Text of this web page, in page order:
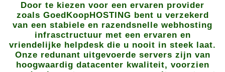
Door te kiezen voor een ervaren provider
zoals GoedKoopHOSTING bent u verzekerd
van een stabiele en razendsnelle webhosting
infrasctructuur met een ervaren en
vriendelijke helpdesk die u nooit in steek laat.
Onze redunant uitgevoerde servers zijn van
hoogwaardig datacenter kwaliteit, voorzien